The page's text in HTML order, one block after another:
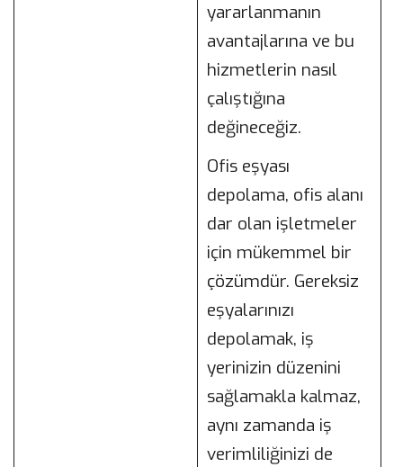
yararlanmanın
avantajlarına ve bu
hizmetlerin nasıl
çalıştığına
değineceğiz.
Ofis eşyası
depolama, ofis alanı
dar olan işletmeler
için mükemmel bir
çözümdür. Gereksiz
eşyalarınızı
depolamak, iş
yerinizin düzenini
sağlamakla kalmaz,
aynı zamanda iş
verimliliğinizi de